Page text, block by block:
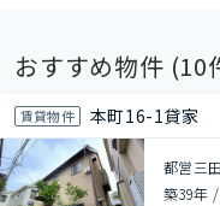
おすすめ物件 (10
賃貸物件 本町16-1貸家
都営三
築39年 /